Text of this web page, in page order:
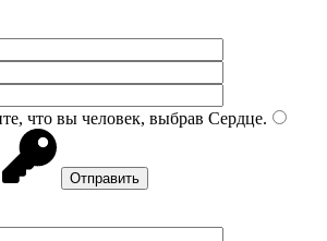
что вы человек, выбрав Сердце.